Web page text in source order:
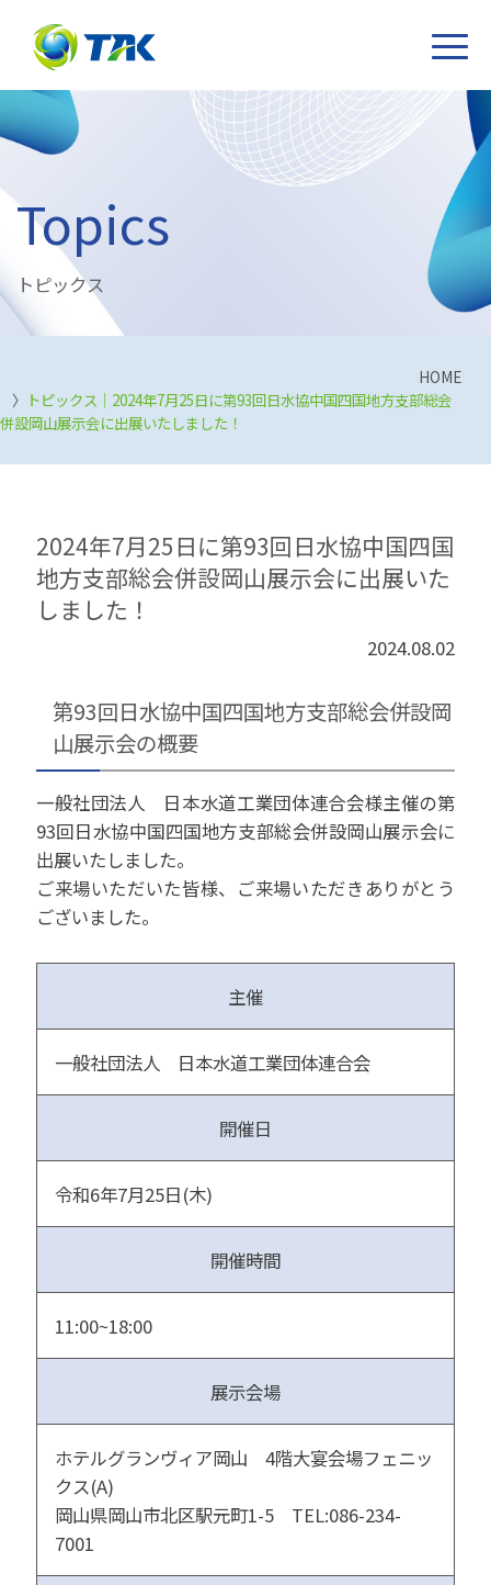
トピックス
Topics
HOME
トピックス｜2024年7月25日に第93回日水協中国四国地方支部総会
併設岡山展示会に出展いたしました！
2024年7月25日に第93回日水協中国四国
地方支部総会併設岡山展示会に出展いた
しました！
2024.08.02
第93回日水協中国四国地方支部総会併設岡
山展示会の概要
一般社団法人 日本水道工業団体連合会様主催の第
93回日水協中国四国地方支部総会併設岡山展示会に
出展いたしました。
ご来場いただいた皆様、ご来場いただきありがとう
ございました。
主催
一般社団法人 日本水道工業団体連合会
開催日
令和6年7月25日(木)
開催時間
11:00~18:00
展示会場
ホテルグランヴィア岡山 4階大宴会場フェニッ
クス(A)
岡山県岡山市北区駅元町1-5 TEL:086-234-
7001